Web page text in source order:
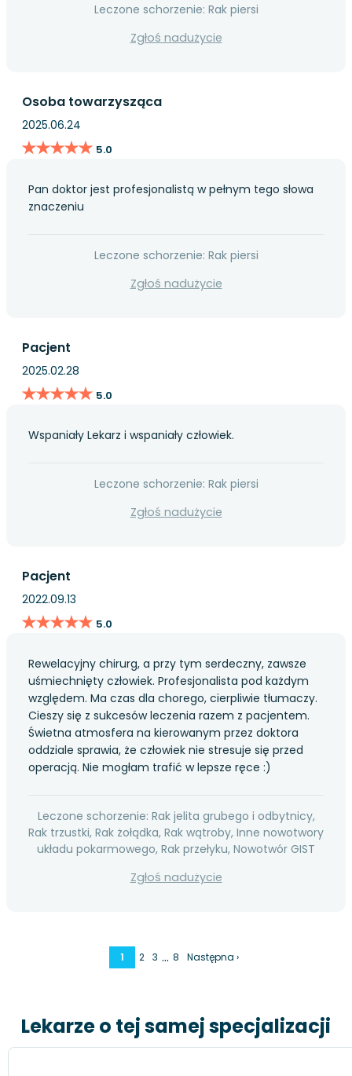
Leczone schorzenie: Rak piersi
Zgłoś nadużycie
Osoba towarzysząca
2025.06.24
★★★★★
★★★★★ 5.0
Pan doktor jest profesjonalistą w pełnym tego słowa
znaczeniu
Leczone schorzenie: Rak piersi
Zgłoś nadużycie
Pacjent
2025.02.28
★★★★★
★★★★★ 5.0
Wspaniały Lekarz i wspaniały człowiek.
Leczone schorzenie: Rak piersi
Zgłoś nadużycie
Pacjent
2022.09.13
★★★★★
★★★★★ 5.0
Rewelacyjny chirurg, a przy tym serdeczny, zawsze
uśmiechnięty człowiek. Profesjonalista pod każdym
względem. Ma czas dla chorego, cierpliwie tłumaczy.
Cieszy się z sukcesów leczenia razem z pacjentem.
Świetna atmosfera na kierowanym przez doktora
oddziale sprawia, że człowiek nie stresuje się przed
operacją. Nie mogłam trafić w lepsze ręce :)
Leczone schorzenie: Rak jelita grubego i odbytnicy,
Rak trzustki, Rak żołądka, Rak wątroby, Inne nowotwory
układu pokarmowego, Rak przełyku, Nowotwór GIST
Zgłoś nadużycie
1 2 3 … 8 Następna ›
Lekarze o tej samej specjalizacji